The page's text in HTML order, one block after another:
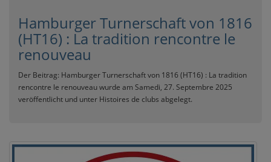
Hamburger Turnerschaft von 1816
(HT16) : La tradition rencontre le
renouveau
Der Beitrag: Hamburger Turnerschaft von 1816 (HT16) : La tradition
rencontre le renouveauwurde am Samedi, 27. Septembre 2025
veröffentlicht und unter Histoires de clubs abgelegt.